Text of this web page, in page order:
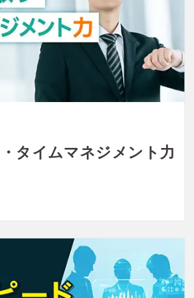
タイムマネジメント力